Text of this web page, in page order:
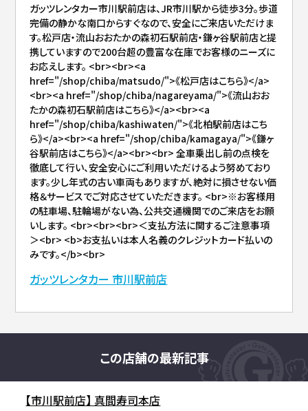
ガッツレンタカー市川駅前店は、JR市川駅から徒歩3分。歩道
完備の静かな南口からすぐなので、安全にご来店いただけま
す。松戸店・流山おおたかの森初石駅前店・鎌ヶ谷駅前店と提
携していますので200台超の豊富な在庫でお客様のニーズに
お応えします。 <br><br><a
href="/shop/chiba/matsudo/">《松戸店はこちら》</a>
<br><a href="/shop/chiba/nagareyama/">《流山おお
たかの森初石駅前店はこちら》</a><br><a
href="/shop/chiba/kashiwaten/">《北柏駅前店はこち
ら》</a><br><a href="/shop/chiba/kamagaya/">《鎌ヶ
谷駅前店はこちら》</a><br><br> 全車乗出し前の点検を
徹底して行い、安全安心にご利用いただけるよう努めており
ます。少し年式の古い車両もありますが、絶対に損させない価
格＆サービスでご対応させていただきます。 <br>※お客様用
の駐車場、駐輪場がない為、公共交通機関でのご来店をお願
いします。 <br><br><br>＜支払方法に関するご注意事項
＞<br> <b>お支払いは本人名義のクレジットカード払いの
みです。</b><br>
ガッツレンタカー 市川駅前店
この店舗の最新記事
【市川駅前店】 真間寿司本店